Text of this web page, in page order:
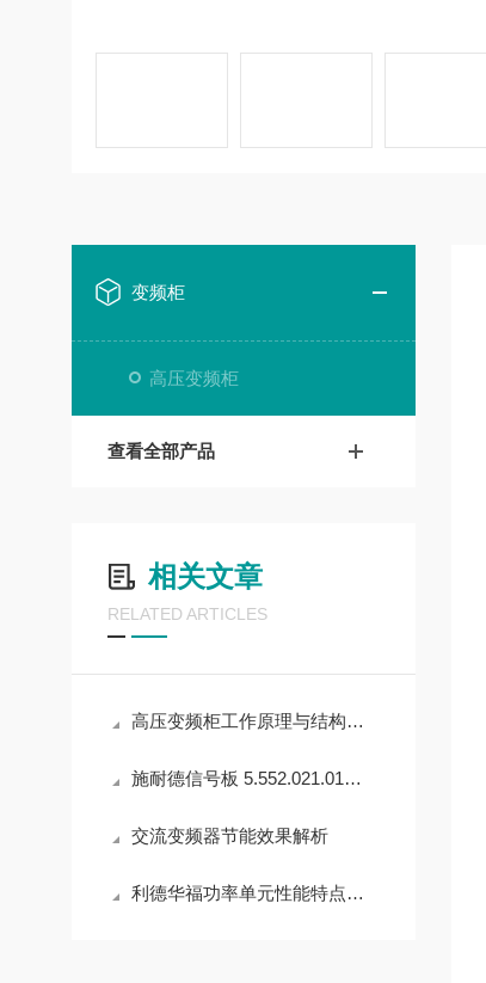
变频柜
高压变频柜
查看全部产品
相关文章
RELATED ARTICLES
高压变频柜工作原理与结构介绍
施耐德信号板 5.552.021.01的安装位置与方法详解
交流变频器节能效果解析
利德华福功率单元性能特点介绍